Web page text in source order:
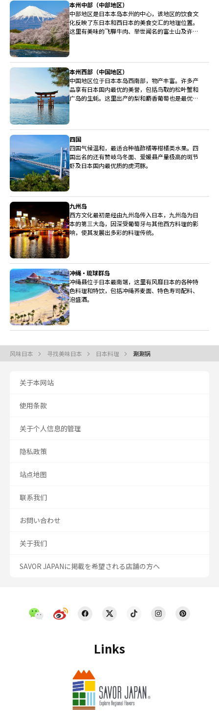
本州中部（中部地区）
中部地区是日本本岛本州的中心，该地区的饮食文
化反映了东日本和西日本的美食交汇的地理位置。
这里有美味的飞驒牛肉、举世闻名的富士山及许多
本州西部（中国地区）
中国地区位于日本本岛西南部，物产丰富。许多产
品享有日本国内最优的美誉，包括鸟取的松叶蟹和
广岛的生蚝。这里出产的梨和麝香葡萄也是最优等
四国
四国气候温和，最适合种植酢橘等柑橘类水果。四
国出名的还有赞岐乌冬面、爱媛县产量极高的斑节
虾及日本国内最优质的虎河豚。
九州岛
西方文化最初是经由九州岛传入日本，九州岛为日
本的第三大岛，因深受葡萄牙与其他西方料理的影
响，使其发展出多彩的料理传统。
冲绳・琉球群岛
冲绳县位于日本最南端，这里有风靡日本的各种特
色料理和特饮，包括冲绳荞麦面、特色寿司配料、
泡盛酒。
风味日本 寻找美味日本 日本料理 涮涮锅
Links
关于本网站
使用条款
关于个人信息的管理
隐私政策
站点地图
联系我们
お問い合わせ
关于我们
SAVOR JAPANに掲載を希望される店舗の方へ